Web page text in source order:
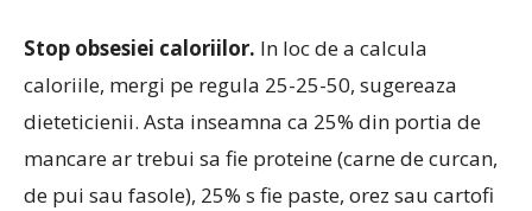
Stop obsesiei caloriilor. In loc de a calcula
caloriile, mergi pe regula 25-25-50, sugereaza
dieteticienii. Asta inseamna ca 25% din portia de
mancare ar trebui sa fie proteine (carne de curcan,
de pui sau fasole), 25% s fie paste, orez sau cartofi